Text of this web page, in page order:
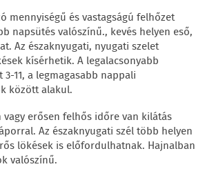
mennyiségű és vastagságú felhőzet
napsütés valószínű., kevés helyen eső,
Az északnyugati, nyugati szelet
kísérhetik. A legalacsonyabb
11, a legmagasabb nappali
között alakul.
vagy erősen felhős időre van kilátás
Az északnyugati szél több helyen
lökések is előfordulhatnak. Hajnalban
valószínű.